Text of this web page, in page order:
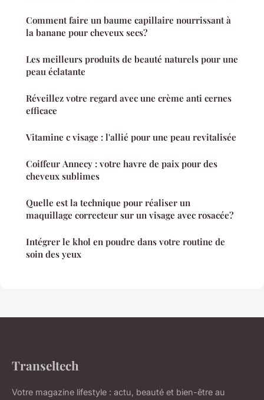
Comment faire un baume capillaire nourrissant à
la banane pour cheveux secs?
Les meilleurs produits de beauté naturels pour une
peau éclatante
Réveillez votre regard avec une crème anti cernes
efficace
Vitamine c visage : l'allié pour une peau revitalisée
Coiffeur Annecy : votre havre de paix pour des
cheveux sublimes
Quelle est la technique pour réaliser un
maquillage correcteur sur un visage avec rosacée?
Intégrer le khol en poudre dans votre routine de
soin des yeux
Transeltech
Votre magazine lifestyle : actu, beauté et bien-être au